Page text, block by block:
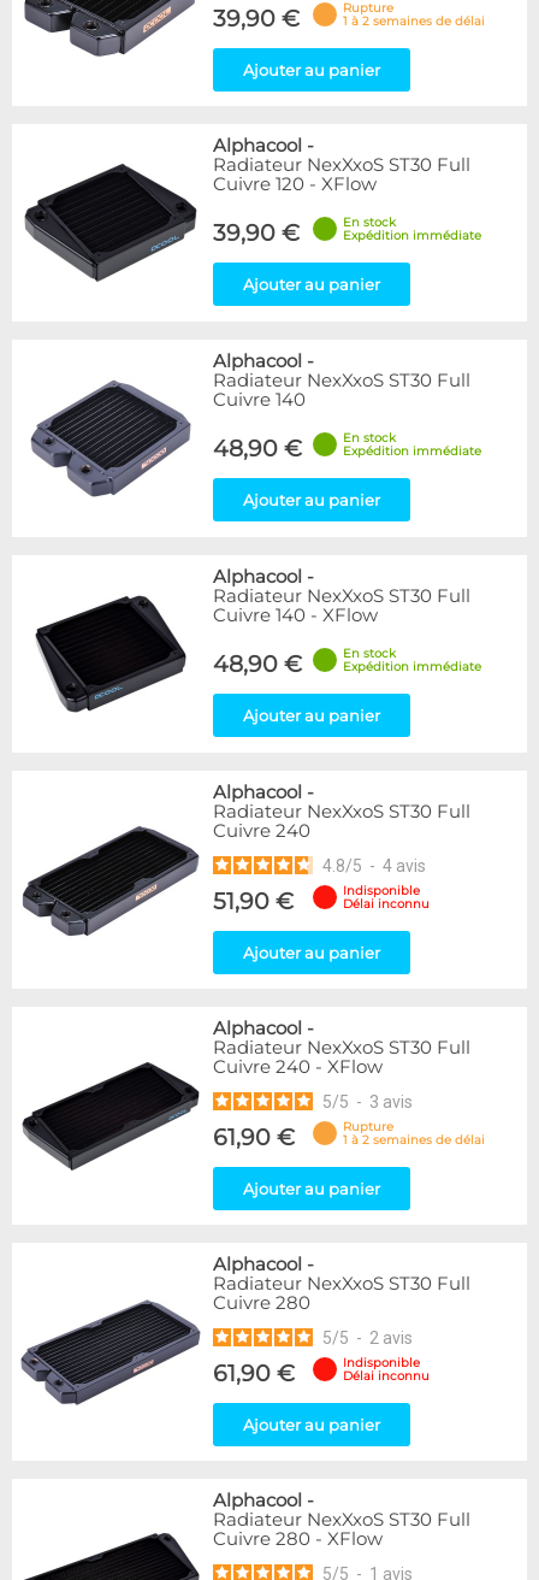
39,90 €
Rupture
1 à 2 semaines de délai
Ajouter au panier
Alphacool -
Radiateur NexXxoS ST30 Full
Cuivre 120 - XFlow
39,90 €
En stock
Expédition immédiate
Ajouter au panier
Alphacool -
Radiateur NexXxoS ST30 Full
Cuivre 140
48,90 €
En stock
Expédition immédiate
Ajouter au panier
Alphacool -
Radiateur NexXxoS ST30 Full
Cuivre 140 - XFlow
48,90 €
En stock
Expédition immédiate
Ajouter au panier
Alphacool -
Radiateur NexXxoS ST30 Full
Cuivre 240
4.8/5 - 4 avis
51,90 €
Indisponible
Délai inconnu
Ajouter au panier
Alphacool -
Radiateur NexXxoS ST30 Full
Cuivre 240 - XFlow
5/5 - 3 avis
61,90 €
Rupture
1 à 2 semaines de délai
Ajouter au panier
Alphacool -
Radiateur NexXxoS ST30 Full
Cuivre 280
5/5 - 2 avis
61,90 €
Indisponible
Délai inconnu
Ajouter au panier
Alphacool -
Radiateur NexXxoS ST30 Full
Cuivre 280 - XFlow
5/5 - 1 avis